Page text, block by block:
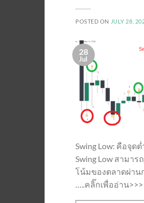
POSTED ON JULY 28,
28
Jul
Swing Low: คือจุด
Swing Low สามา
โน้มของตลาดผ่านก
…..คลิ๊กเพื่ออ่าน>>>